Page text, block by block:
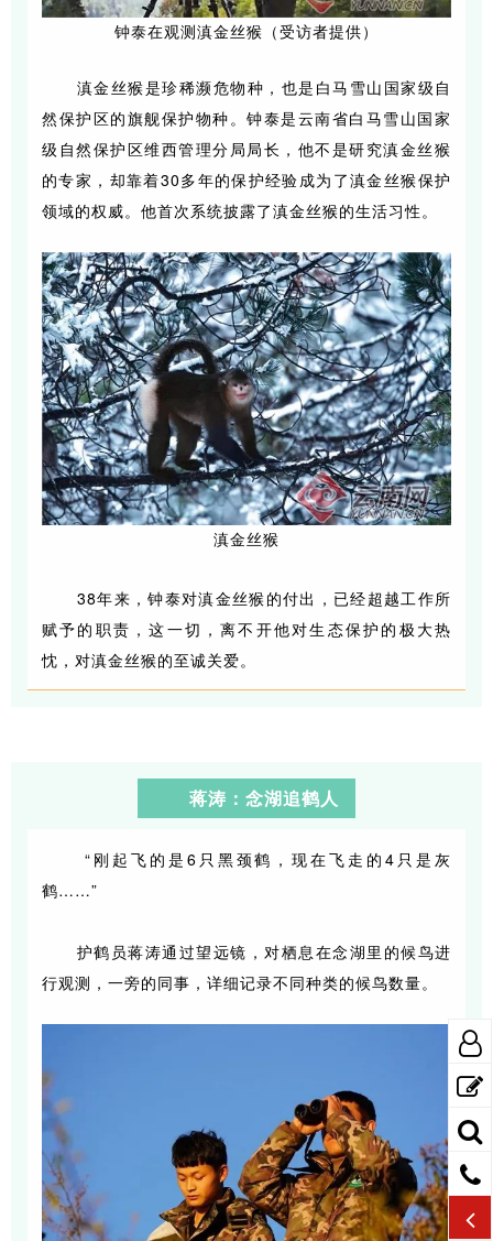
钟泰在观测滇金丝猴（受访者提供）
滇金丝猴是珍稀濒危物种，也是白马雪山国家级自
然保护区的旗舰保护物种。钟泰是云南省白马雪山国家
级自然保护区维西管理分局局长，他不是研究滇金丝猴
的专家，却靠着30多年的保护经验成为了滇金丝猴保护
领域的权威。他首次系统披露了滇金丝猴的生活习性。
滇金丝猴
38年来，钟泰对滇金丝猴的付出，已经超越工作所
赋予的职责，这一切，离不开他对生态保护的极大热
忱，对滇金丝猴的至诚关爱。
蒋涛：念湖追鹤人
“刚起飞的是6只黑颈鹤，现在飞走的4只是灰
鹤……”
护鹤员蒋涛通过望远镜，对栖息在念湖里的候鸟进
行观测，一旁的同事，详细记录不同种类的候鸟数量。